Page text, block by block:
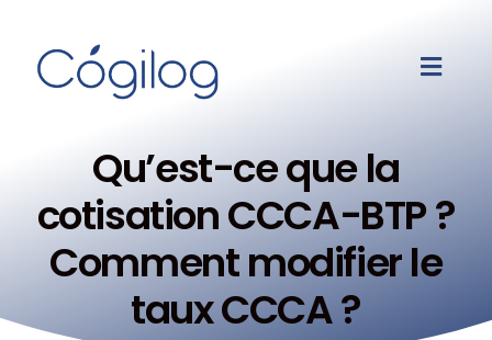
Qu’est-ce que la
cotisation CCCA-BTP ?
Comment modifier le
taux CCCA ?